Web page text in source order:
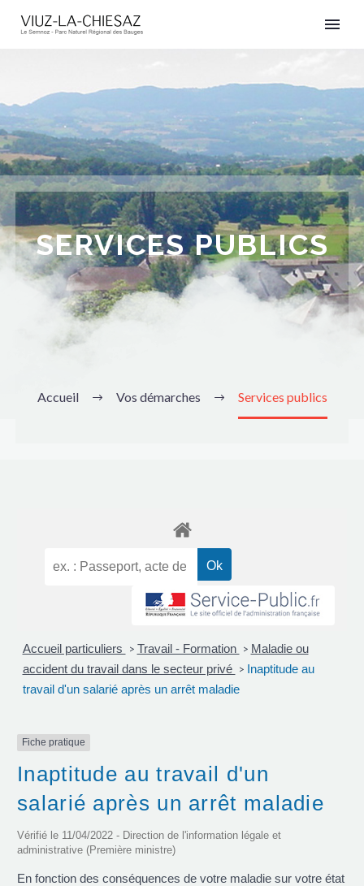
SERVICES PUBLICS
Accueil Vos démarches Services publics
Accueil particuliers > Travail - Formation > Maladie ou
accident du travail dans le secteur privé > Inaptitude au
travail d'un salarié après un arrêt maladie
Fiche pratique
Inaptitude au travail d'un
salarié après un arrêt maladie
Vérifié le 11/04/2022 - Direction de l'information légale et
administrative (Première ministre)
En fonction des conséquences de votre maladie sur votre état